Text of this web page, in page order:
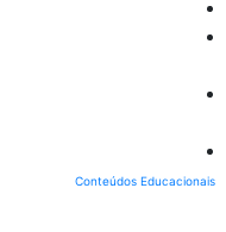
Conteúdos Educacionais